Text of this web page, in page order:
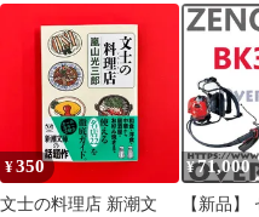
グレー 967
ツ用 歯間
本入）
未使用
¥350
文士の料理店 新潮文
¥71,000
【新品